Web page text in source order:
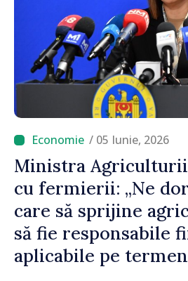
/ 05 Iunie, 2026
Ministra
cu fermierii: „Ne
care să sprijine
să fie responsabile
aplicabile pe